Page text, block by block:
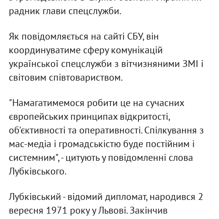
радник глави спецслужби.
Як повідомляється на сайті СБУ, він
координуватиме сферу комунікацій
української спецслужби з вітчизняними ЗМІ і
світовим співтовариством.
"Намагатимемося робити це на сучасних
європейських принципах відкритості,
об'єктивності та оперативності. Спілкування з
мас-медіа і громадськістю буде постійним і
системним", - цитують у повідомленні слова
Лубківського.
Лубківський - відомий дипломат, народився 2
вересня 1971 року у Львові. Закінчив